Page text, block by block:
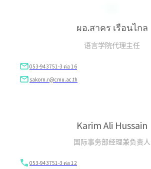
ผอ.สาคร เรือนไกล
语言学院代理主任
053-943751-3 ต่อ 16
sakorn.r@cmu.ac.th
Karim Ali Hussain
国际事务部经理兼负责人
053-943751-3 ต่อ 12